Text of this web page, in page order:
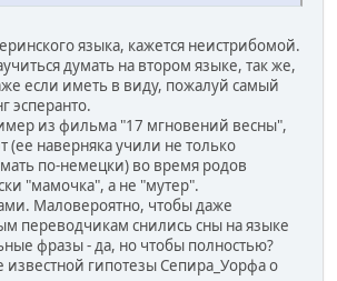
языка, кажется неистрибомой.
думать на втором языке, так же,
если иметь в виду, пожалуй самый
эсперанто.
из фильма "17 мгновений весны",
(ее наверняка учили не только
по-немецки) во время родов
"мамочка", а не "мутер".
Маловероятно, чтобы даже
переводчикам снились сны на языке
фразы - да, но чтобы полностью?
известной гипотезы Сепира_Уорфа о